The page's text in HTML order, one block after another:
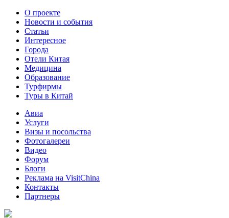
О проекте
Новости и события
Статьи
Интересное
Города
Отели Китая
Медицина
Образование
Турфирмы
Туры в Китай
Авиа
Услуги
Визы и посольства
Фотогалереи
Видео
Форум
Блоги
Реклама на VisitChina
Контакты
Партнеры